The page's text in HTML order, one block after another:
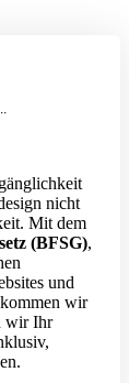
nicht
Mit dem
(BFSG),
und
wir
wir Ihr